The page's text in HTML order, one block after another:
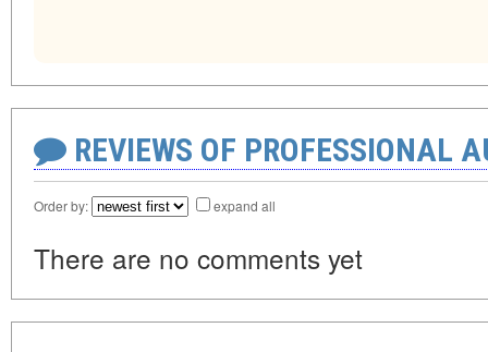
REVIEWS OF PROFESSIONAL
Order by: expand all
There are no comments yet